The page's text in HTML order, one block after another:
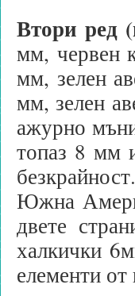
Втори ред
мм, червен
мм, зелен
мм, зелен
ажурно
топаз 8 мм
Южна
двете
халкички
елементи